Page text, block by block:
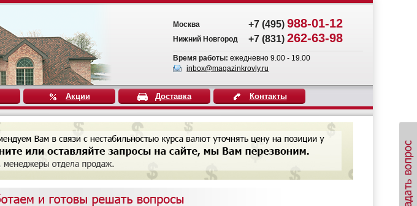
Москва +7 (495)988-01-12
Нижний Новгород +7 (831)262-63-98
Время работы: ежедневно 9.00 - 19.00
inbox@magazinkrovly.ru
Акции Доставка Контакты